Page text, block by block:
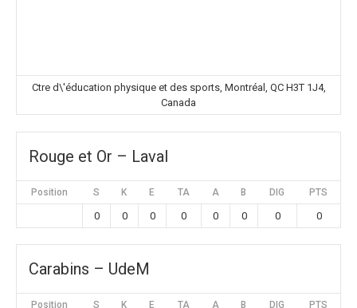
Ctre d\'éducation physique et des sports, Montréal, QC H3T 1J4,
Canada
Rouge et Or – Laval
Position S K E TA A B DIG PTS
0 0 0 0 0 0 0 0
Carabins – UdeM
Position S K E TA A B DIG PTS